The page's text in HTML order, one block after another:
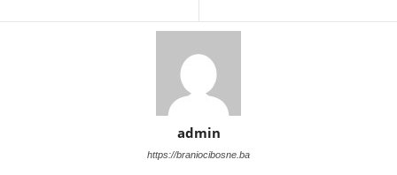
admin
https://braniocibosne.ba